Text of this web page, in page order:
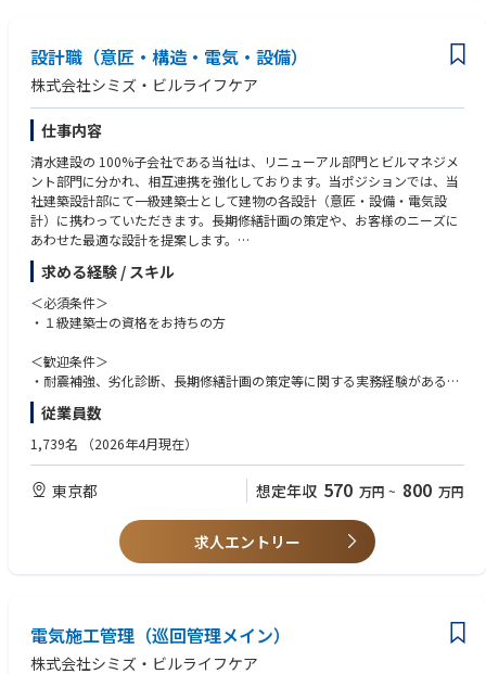
設計職（意匠・構造・電気・設備）
株式会社シミズ・ビルライフケア
仕事内容
清水建設の 100%子会社である当社は、リニューアル部門とビルマネジメ
ント部門に分かれ、相互連携を強化しております。当ポジションでは、当
社建築設計部にて一級建築士として建物の各設計（意匠・設備・電気設
計）に携わっていただきます。長期修繕計画の策定や、お客様のニーズに
あわせた最適な設計を提案します。
・建築設計(意匠設計)：建物のプランニング、外観デザイン、内部空間の
使い勝手、動線、意匠仕様の決定、建物の機能向上に向けた企画提案 等
・構造設計：耐震性・耐風性・荷重に関する安全性を確保するための、建
物を安全に支える骨組み（梁・柱・基礎など）の設計・構造計算 等
設計、快適性・衛生・運用性・保守性を満たす設備の設計 等
⇒設計本部は、建築(意匠)設計／構造設計／設備設計の各部署に分かれて
応じて業務をお任せします。
＜設計提案の事例＞
・バリアフリー・高齢者の快適性向上 ・インテリア・エントランスのイメ
−ジ向上
・歴史的建造物の調査・保存計画 等
の専門性を活かし、やりがいのあるプロジェクトに携わることができま
す。日勤業務が中心となり、建設業界では稀有なワークライフバランスを
実現可能です。また、大規模かつ難易度の高いプロジェクトに携わる機会
求める経験 / スキル
＜必須条件＞
・１級建築士の資格をお持ちの方
＜歓迎条件＞
・耐震補強、劣化診断、長期修繕計画の策定等に関する実務経験がある方
・建物の機能向上に向けた企画・設計の経験がある方
・持続可能な建物設計に関する知識や経験を有する方
・ゼネコン、サブコンでの勤務経験者
・マネジメント経験がある方 ※課長クラスの場合
（優遇）・設備設計１級建築士の資格をお持ちの方
従業員数
1,739名 （2026年4月現在）
東京都 想定年収 570 万円 ~ 800 万円
求人エントリー
電気施工管理（巡回管理メイン）
株式会社シミズ・ビルライフケア